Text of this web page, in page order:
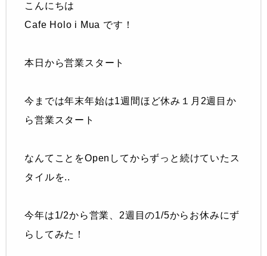
こんにちは
Cafe Holo i Mua です！
本日から営業スタート
今までは年末年始は1週間ほど休み１月2週目か
ら営業スタート
なんてことをOpenしてからずっと続けていたス
タイルを..
今年は1/2から営業、2週目の1/5からお休みにず
らしてみた！